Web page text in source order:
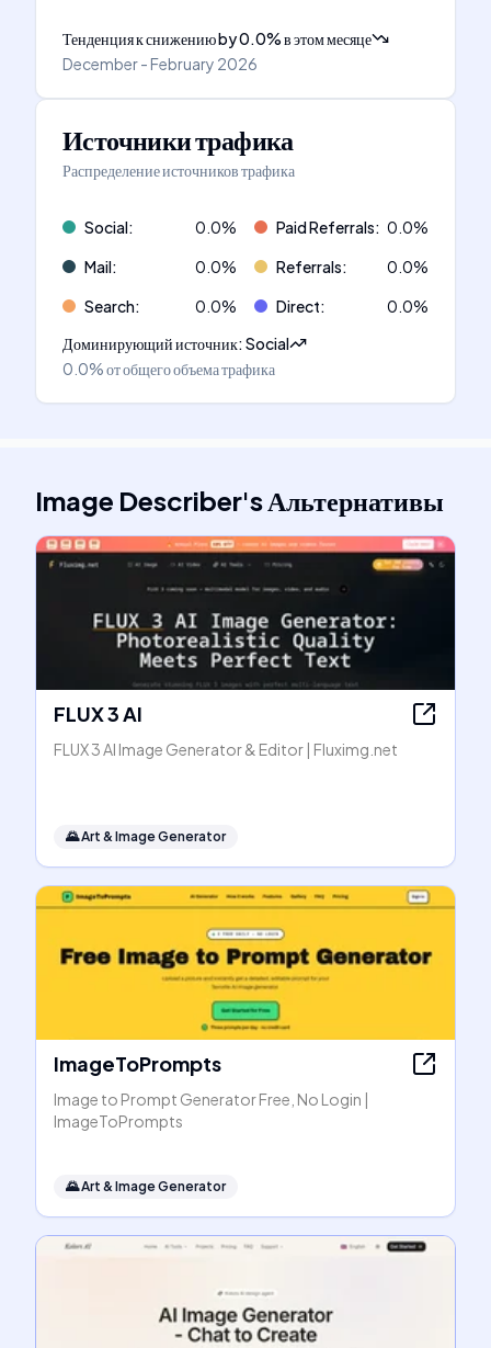
Тенденция к снижениюby0.0%в этом месяце
December - February 2026
Источники трафика
Распределение источников трафика
Social: 0.0% Paid Referrals: 0.0%
Mail: 0.0% Referrals: 0.0%
Search: 0.0% Direct: 0.0%
Доминирующий источник:Social
0.0%от общего объема трафика
Image Describer'sАльтернативы
FLUX 3 AI
FLUX 3 AI Image Generator & Editor | Fluximg.net
🌄Art & Image Generator
ImageToPrompts
Image to Prompt Generator Free, No Login |
ImageToPrompts
🌄Art & Image Generator